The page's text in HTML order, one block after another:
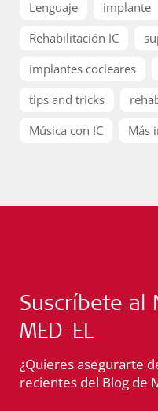
Lenguaje
implante
Rehabilitación IC
implantes cocleares
tips and tricks
Música con IC
Más
Suscríbete al
MED-EL
¿Quieres asegurarte
recientes del Blog de